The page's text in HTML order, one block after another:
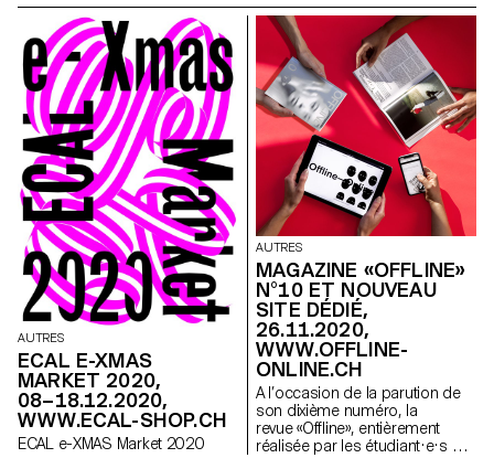
AUTRES
ECAL E-XMAS
MARKET 2020,
08–18.12.2020,
WWW.ECAL-SHOP.CH
ECAL e-XMAS Market 2020
AUTRES
MAGAZINE «OFFLINE»
N°10 ET NOUVEAU
SITE DÉDIÉ,
26.11.2020,
WWW.OFFLINE-
ONLINE.CH
A l’occasion de la parution de
son dixième numéro, la
revue «Offline», entièrement
réalisée par les étudiant·e·s de